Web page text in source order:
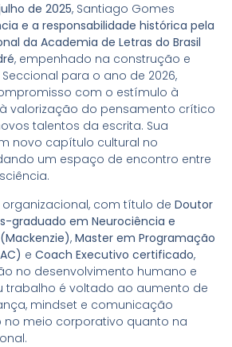
de 2025, Santiago Gomes
e a responsabilidade histórica pela
da Academia de Letras do Brasil
, empenhado na construção e
para o ano de 2026,
com o estímulo à
valorização do pensamento crítico
talentos da escrita. Sua
novo capítulo cultural no
um espaço de encontro entre
com título de Doutor
graduado em Neurociência e
, Master em Programação
e Coach Executivo certificado,
no desenvolvimento humano e
trabalho é voltado ao aumento de
mindset e comunicação
meio corporativo quanto na